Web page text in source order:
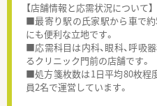
【店舗情報と応需状況について】
■最寄り駅の氏家駅から車で
にも便利な立地です。
■応需科目は内科、眼科、呼吸
るクリニック門前の店舗です。
■処方箋枚数は1日平均80枚程
員2名で運営しています。